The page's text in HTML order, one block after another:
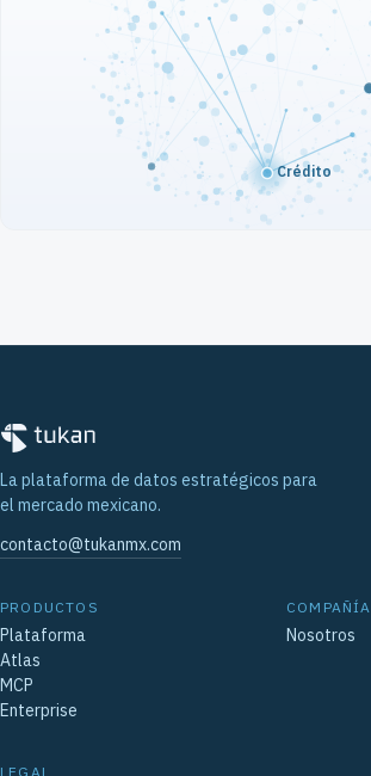
La plataforma de datos estratégicos para
el mercado mexicano.
contacto@tukanmx.com
PRODUCTOS
Plataforma
Atlas
MCP
Enterprise
COMPAÑÍA
Nosotros
LEGAL